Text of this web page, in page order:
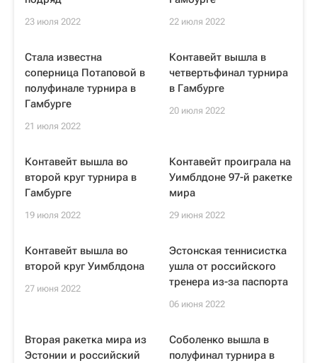
23 июля 2022 22 июля 2022
Стала известна
соперница Потаповой в
полуфинале турнира в
Гамбурге
21 июля 2022
Контавейт вышла в
четвертьфинал турнира
в Гамбурге
20 июля 2022
Контавейт вышла во
второй круг турнира в
Гамбурге
19 июля 2022
Контавейт проиграла на
Уимблдоне 97-й ракетке
мира
29 июня 2022
Контавейт вышла во
второй круг Уимблдона
27 июня 2022
Эстонская теннисистка
ушла от российского
тренера из-за паспорта
06 июня 2022
Вторая ракетка мира из
Эстонии и российский
Соболенко вышла в
полуфинал турнира в